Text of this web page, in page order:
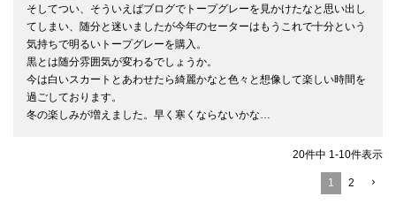
そしてつい、そういえばブログでトープグレーを見かけたなと思い出し
てしまい、随分と迷いましたが今年のセーターはもうこれで十分という
気持ちで明るいトープグレーを購入。
黒とは随分雰囲気が変わるでしょうか。
今は白いスカートとあわせたら綺麗かなと色々と想像して楽しい時間を
過ごしております。
冬の楽しみが増えました。早く寒くならないかな…
20件中 1 -10件表示
1 2